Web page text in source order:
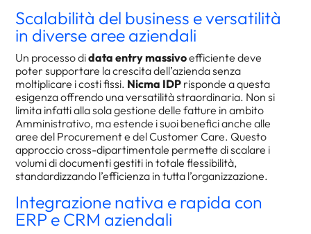
Scalabilità del business e versatilità
in diverse aree aziendali
Un processo didata entry massivoefficiente deve
poter supportare la crescita dell’azienda senza
moltiplicare i costi fissi. Nicma IDP risponde a questa
esigenza offrendo una versatilità straordinaria. Non si
limita infatti alla sola gestione delle fatture in ambito
Amministrativo, ma estende i suoi benefici anche alle
aree del Procurement e del Customer Care. Questo
approccio cross-dipartimentale permette di scalare i
volumi di documenti gestiti in totale flessibilità,
standardizzando l’efficienza in tutta l’organizzazione.
Integrazione nativa e rapida con
ERP e CRM aziendali